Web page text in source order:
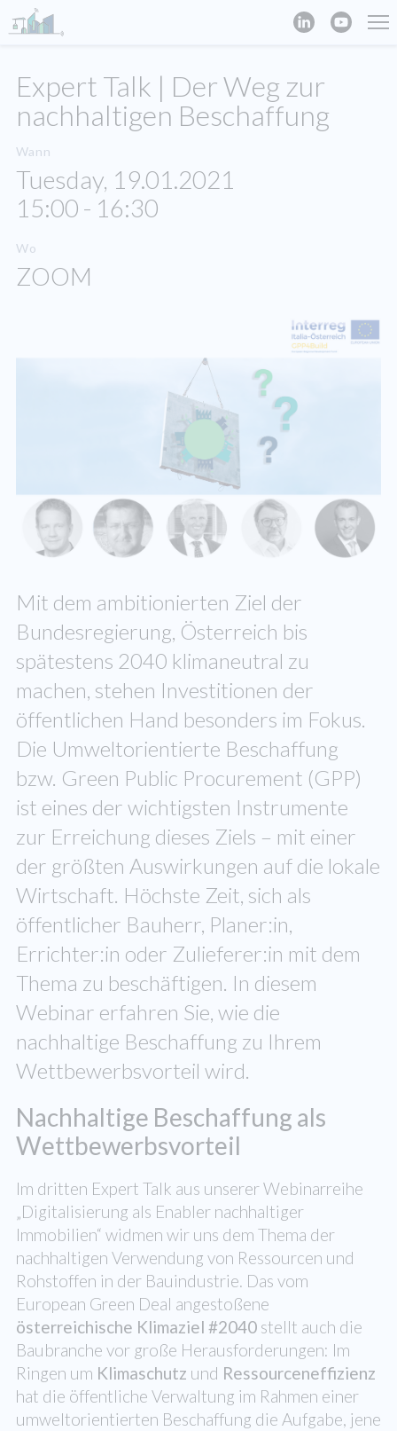
Expert Talk | Der Weg zur
nachhaltigen Beschaffung
Wann
Tuesday, 19.01.2021
15:00 - 16:30
Wo
ZOOM
Mit dem ambitionierten Ziel der
Bundesregierung, Österreich bis
spätestens 2040 klimaneutral zu
machen, stehen Investitionen der
öffentlichen Hand besonders im Fokus.
Die Umweltorientierte Beschaffung
bzw. Green Public Procurement (GPP)
ist eines der wichtigsten Instrumente
zur Erreichung dieses Ziels – mit einer
der größten Auswirkungen auf die lokale
Wirtschaft. Höchste Zeit, sich als
öffentlicher Bauherr, Planer:in,
Errichter:in oder Zulieferer:in mit dem
Thema zu beschäftigen. In diesem
Webinar erfahren Sie, wie die
nachhaltige Beschaffung zu Ihrem
Wettbewerbsvorteil wird.
Nachhaltige Beschaffung als
Wettbewerbsvorteil
Im dritten Expert Talk aus unserer Webinarreihe
„Digitalisierung als Enabler nachhaltiger
Immobilien“ widmen wir uns dem Thema der
nachhaltigen Verwendung von Ressourcen und
Rohstoffen in der Bauindustrie. Das vom
European Green Deal angestoßene
österreichische Klimaziel #2040 stellt auch die
Baubranche vor große Herausforderungen: Im
Ringen um Klimaschutz und Ressourceneffizienz
hat die öffentliche Verwaltung im Rahmen einer
umweltorientierten Beschaffung die Aufgabe, jene